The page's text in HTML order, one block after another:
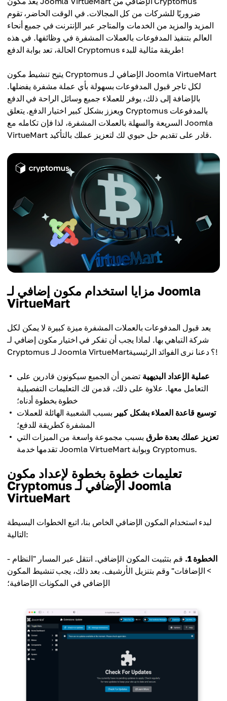
ضروريًا للشركات من كل المجالات. في الوقت الحاضر، تقوم
المزيد والمزيد من الخدمات والمتاجر عبر الإنترنت في جميع أنحاء
العالم بتنفيذ المدفوعات بالعملات المشفرة في وظائفها. في هذه
الحالة، تعد بوابة الدفع Cryptomus طريقة مثالية للبدء!
يتيح تنشيط مكون Cryptomus الإضافي لـ Joomla VirtueMart
لكل تاجر قبول المدفوعات بسهولة بأي عملة مشفرة يفضلها.
بالإضافة إلى ذلك، يوفر للعملاء جميع وسائل الراحة في الدفع
ويعزز بشكل كبير اختيار الدفع. يتعلق Cryptomus بالمدفوعات
السريعة والسهلة بالعملات المشفرة، لذا فإن تكامله مع Joomla
VirtueMart قادر على تقديم حل حيوي لك لتعزيز عملك بالتأكيد.
مزايا استخدام مكون إضافي لـ Joomla
VirtueMart
يعد قبول المدفوعات بالعملات المشفرة ميزة كبيرة لا يمكن لكل
شركة التباهي بها. لماذا يجب أن تفكر في اختيار مكون إضافي لـ
Cryptomus لـ Joomla VirtueMart؟ دعنا نرى الفوائد الرئيسية!
عملية الإعداد البديهية تضمن أن الجميع سيكونون قادرين على
التعامل معها. علاوة على ذلك، قدمن لك التعليمات التفصيلية
خطوة بخطوة أدناه؛
توسيع قاعدة العملاء بشكل كبير بسبب الشعبية الهائلة للعملات
المشفرة كطريقة للدفع؛
تعزيز عملك بعدة طرق بسبب مجموعة واسعة من الميزات التي
تقدمها خدمة Joomla VirtueMart وبوابة Cryptomus.
تعليمات خطوة بخطوة لإعداد مكون
Cryptomus الإضافي لـ Joomla
VirtueMart
لبدء استخدام المكون الإضافي الخاص بنا، اتبع الخطوات البسيطة
التالية:
الخطوة 1.
قم بتثبيت المكون الإضافي. انتقل عبر المسار "النظام -
> الإضافات" وقم بتنزيل الأرشيف. بعد ذلك، يجب تنشيط المكون
الإضافي في المكونات الإضافية؛